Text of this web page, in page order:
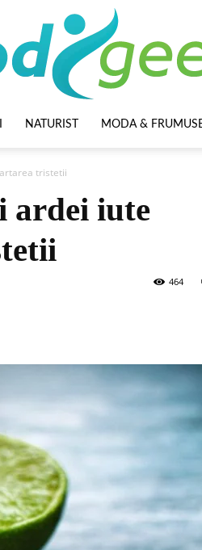
NATURIST MODA &
tristetii
ardei iute
464